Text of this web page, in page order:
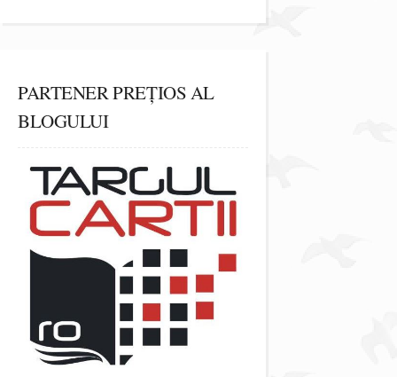
PARTENER PREȚIOS AL
BLOGULUI